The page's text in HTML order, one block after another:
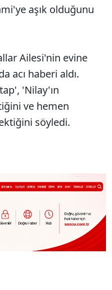
aşık olduğunu
Ailesi'nin evine
acı haberi aldı.
'Nilay'ın
ve hemen
söyledi.